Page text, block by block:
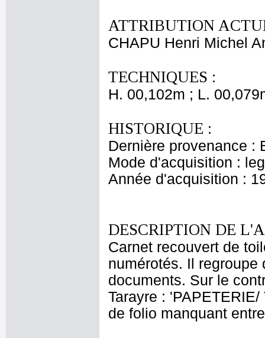
ATTRIBUTION
CHAPU Henri Michel
TECHNIQUES :
H. 00,102m ; L.
HISTORIQUE :
Dernière provenance :
Mode d'acquisition :
Année d'acquisition :
DESCRIPTION DE
Carnet recouvert de
numérotés. Il
documents. Sur le
Tarayre :
de folio manquant